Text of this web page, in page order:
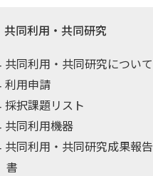
共同利用・共同研究
共同利用・共同研究について
利用申請
採択課題リスト
共同利用機器
共同利用・共同研究成果報告
書